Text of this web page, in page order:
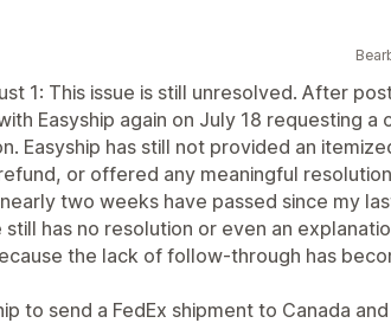
1: This issue is still unresolved. After
Easyship again on July 18 requesting a
Easyship has still not provided an
or offered any meaningful
two weeks have passed since my
still has no resolution or even an
the lack of follow-through has
to send a FedEx shipment to Canada